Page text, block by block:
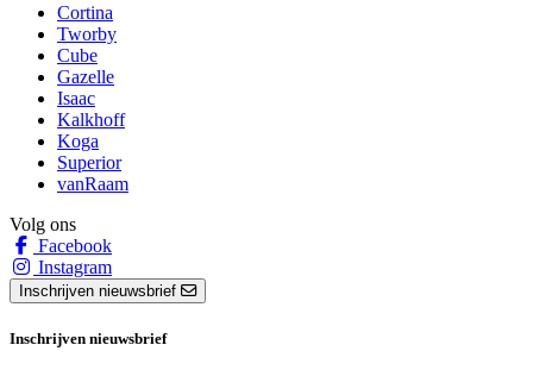
Cortina
Tworby
Cube
Gazelle
Isaac
Kalkhoff
Koga
Superior
vanRaam
Volg ons
Facebook
Instagram
Inschrijven nieuwsbrief
Inschrijven nieuwsbrief